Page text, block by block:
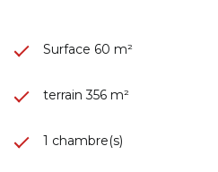
Surface 60 m²
terrain 356 m²
1 chambre(s)